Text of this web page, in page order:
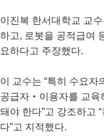
이진복 한서대학교 교
하고, 로봇을 공적급여
요하다고 주장했다.
이 교수는 “특히 수요자
공급자‧이용자를 교육
돼야 한다”고 강조하고
다”고 지적했다.